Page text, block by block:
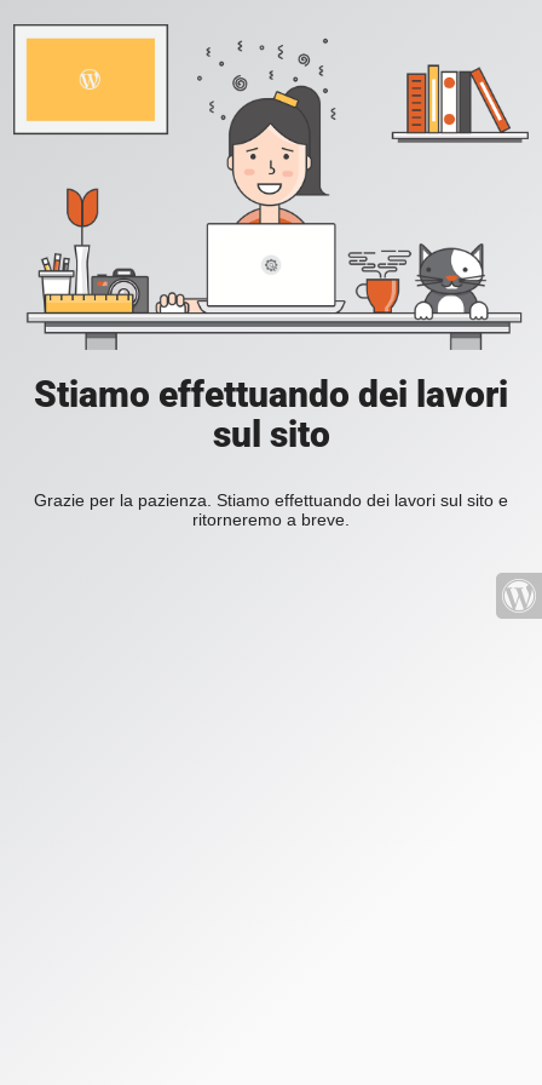
Stiamo effettuando dei lavori
sul sito
Grazie per la pazienza. Stiamo effettuando dei lavori sul sito e
ritorneremo a breve.